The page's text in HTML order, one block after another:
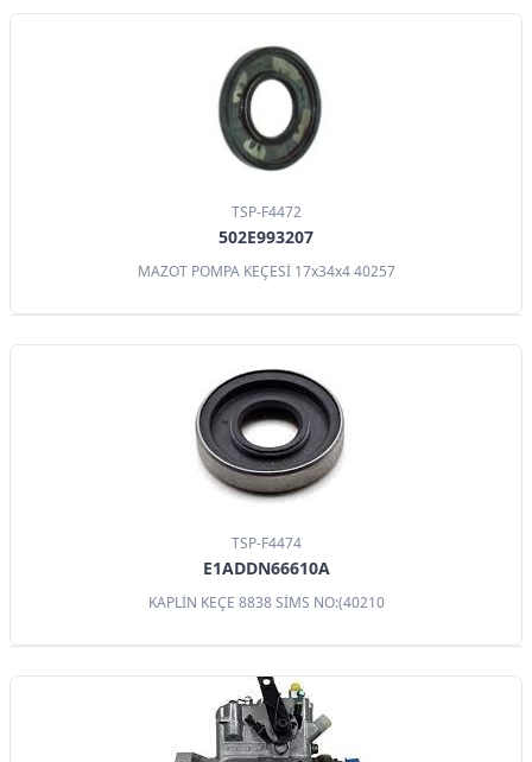
TSP-F4472
502E993207
MAZOT POMPA KEÇESİ 17x34x4 40257
TSP-F4474
E1ADDN66610A
KAPLİN KEÇE 8838 SİMS NO:(40210